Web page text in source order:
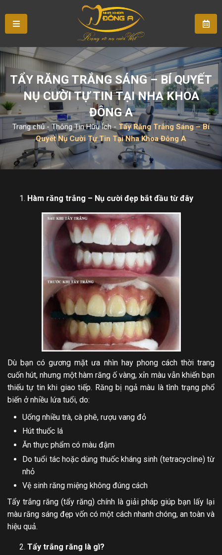
TẨY RĂNG TRẮNG SÁNG – BÍ QUYẾT
NỤ CƯỜI TỰ TIN TẠI NHA KHOA
ĐÔNG A
Trang chủ -Thông Tin Hữu Ích- Tẩy Răng Trắng Sáng – Bí
Quyết Nụ Cười Tự Tin Tại Nha Khoa Đông A
Hàm răng trắng – Nụ cười đẹp bắt đầu từ đây
Dù bạn có gương mặt ưa nhìn hay phong cách thời trang
cuốn hút, nhưng một hàm răng ố vàng, xỉn màu vẫn khiến bạn
thiếu tự tin khi giao tiếp. Răng bị ngả màu là tình trạng phổ
biến ở nhiều lứa tuổi, do:
Uống nhiều trà, cà phê, rượu vang đỏ
Hút thuốc lá
Ăn thực phẩm có màu đậm
Do tuổi tác hoặc dùng thuốc kháng sinh (tetracycline) từ
nhỏ
Vệ sinh răng miệng không đúng cách
Tẩy trắng răng (tẩy răng) chính là giải pháp giúp bạn lấy lại
màu răng sáng đẹp vốn có một cách nhanh chóng, an toàn và
hiệu quả.
Tẩy trắng răng là gì?